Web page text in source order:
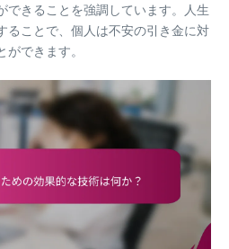
できることを強調しています。人生
ることで、個人は不安の引き金に対
できます。